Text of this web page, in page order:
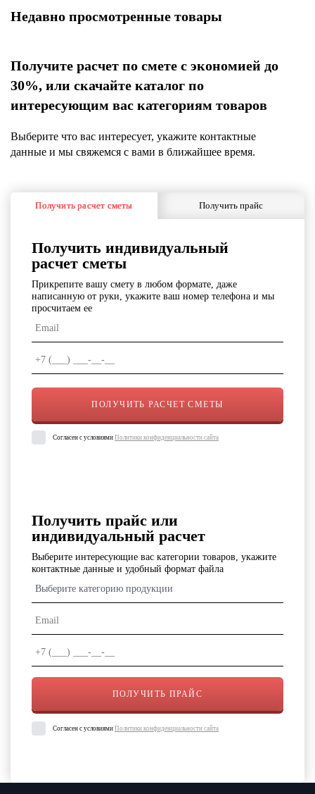
Недавно просмотренные товары
Получите расчет по смете с экономией до
30%, или скачайте каталог по
интересующим вас категориям товаров
Выберите что вас интересует, укажите контактные
данные и мы свяжемся с вами в ближайшее время.
Получить расчет сметы Получить прайс
Получить индивидуальный
расчет сметы
Прикрепите вашу смету в любом формате, даже
написанную от руки, укажите ваш номер телефона и мы
просчитаем ее
Согласен с условиями Политики конфиденциальности сайта
Получить прайс или
индивидуальный расчет
Выберите интересующие вас категории товаров, укажите
контактные данные и удобный формат файла
Выберите категорию продукции
Согласен с условиями Политики конфиденциальности сайта